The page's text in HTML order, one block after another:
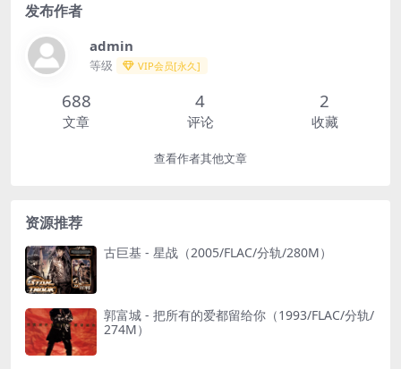
发布作者
admin
等级 VIP会员[永久]
688
文章
4
评论
2
收藏
查看作者其他文章
资源推荐
古巨基 - 星战（2005/FLAC/分轨/280M）
郭富城 - 把所有的爱都留给你（1993/FLAC/分轨/
274M）